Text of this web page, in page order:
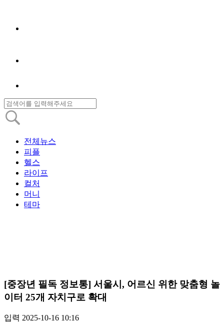
전체뉴스
피플
헬스
라이프
컬처
머니
테마
[중장년 필독 정보통] 서울시, 어르신 위한 맞춤형 놀
이터 25개 자치구로 확대
입력 2025-10-16 10:16